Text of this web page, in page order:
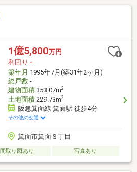
1億5,800万円
利回り -
築年月 1995年7月(築31年2ヶ月)
総戸数-
建物面積353.07m2
土地面積229.73m2
阪急箕面線 箕面駅 徒歩4分
その他の交通
箕面市箕面８丁目
間取り図あり 写真あり